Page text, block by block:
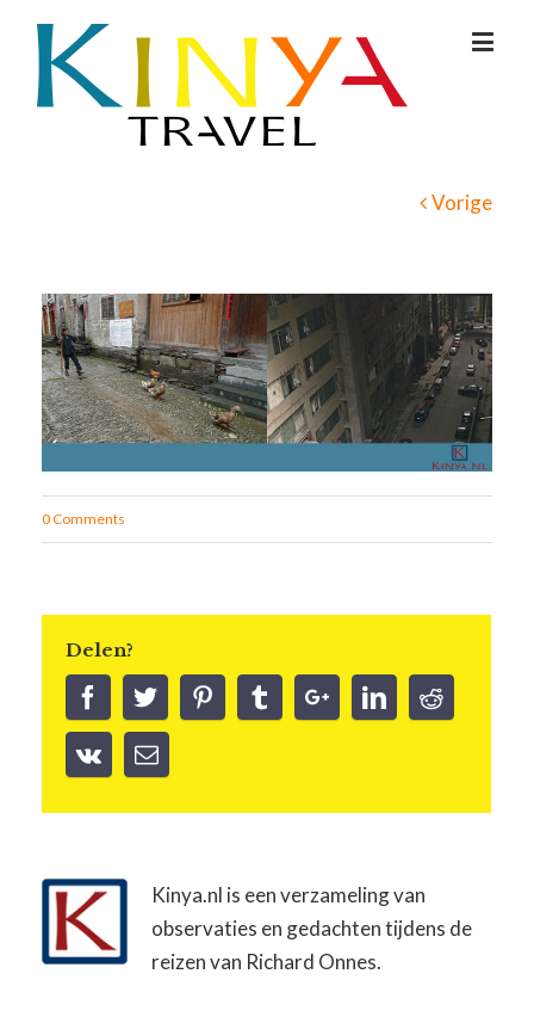
Vorige
0 Comments
Delen?
Kinya.nl is een verzameling van
observaties en gedachten tijdens de
reizen van Richard Onnes.